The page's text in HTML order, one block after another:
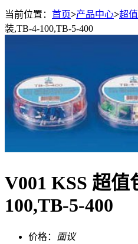
当前位置： 首页>产品中心>超
装,TB-4-100,TB-5-400
V001 KSS 超值
100,TB-5-400
价格： 面议